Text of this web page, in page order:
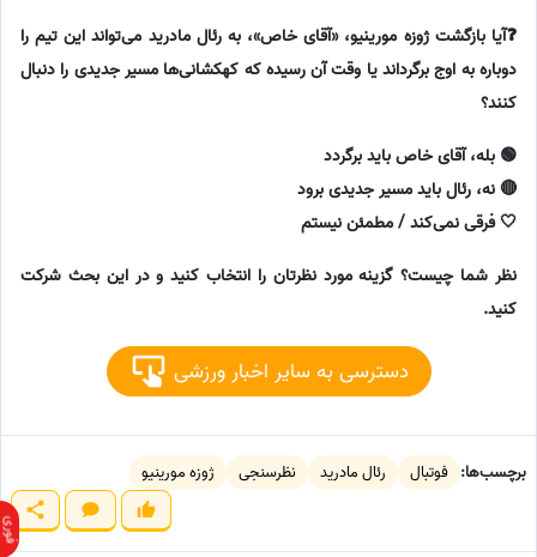
❓آیا بازگشت ژوزه مورینیو، «آقای خاص»، به رئال مادرید می‌تواند این تیم را
دوباره به اوج برگرداند یا وقت آن رسیده که کهکشانی‌ها مسیر جدیدی را دنبال
کنند؟
🟢 بله، آقای خاص باید برگردد
🔴 نه، رئال باید مسیر جدیدی برود
🤍 فرقی نمی‌کند / مطمئن نیستم
نظر شما چیست؟ گزینه مورد نظرتان را انتخاب کنید و در این بحث شرکت
کنید.
دسترسی به سایر اخبار ورزشی
برچسب‌ها: فوتبال رئال مادرید نظرسنجی ژوزه مورینیو